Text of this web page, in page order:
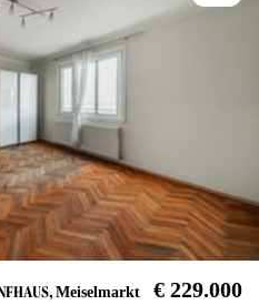
, Meiselmarkt € 229.000